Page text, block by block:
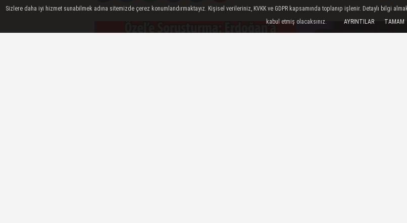
Sizlere daha iyi hizmet sunabilmek adına sitemizde çerez konumlandırmaktayız. Kişisel verileriniz, KVKK ve GDPR kapsamında toplanıp işlenir. Detaylı bilgi
kabul etmiş olacaksınız.
AYRINTILAR TAMAM